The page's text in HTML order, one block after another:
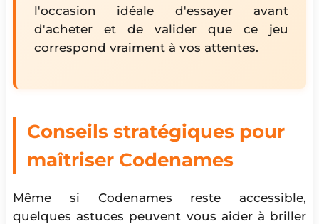
l'occasion idéale d'essayer avant
d'acheter et de valider que ce jeu
correspond vraiment à vos attentes.
Conseils stratégiques pour
maîtriser Codenames
Même si Codenames reste accessible,
quelques astuces peuvent vous aider à briller